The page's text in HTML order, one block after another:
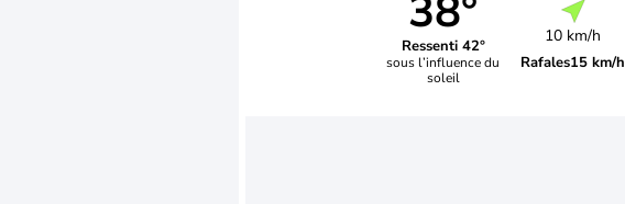
Ressenti 42°
sous l’influence du
soleil
10 km/h
Rafales15 km/h